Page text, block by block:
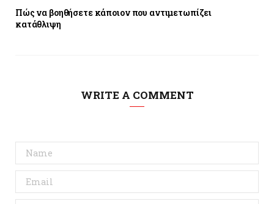
Πώς να βοηθήσετε κάποιον που αντιμετωπίζει
κατάθλιψη
WRITE A COMMENT